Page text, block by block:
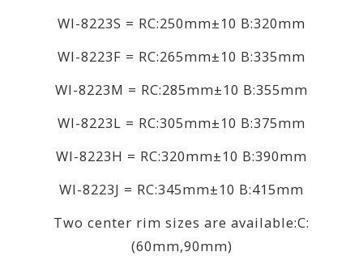
WI-8223S = RC:250mm±10 B:320mm
WI-8223F = RC:265mm±10 B:335mm
WI-8223M = RC:285mm±10 B:355mm
WI-8223L = RC:305mm±10 B:375mm
WI-8223H = RC:320mm±10 B:390mm
WI-8223J = RC:345mm±10 B:415mm
Two center rim sizes are available:C:
(60mm,90mm)